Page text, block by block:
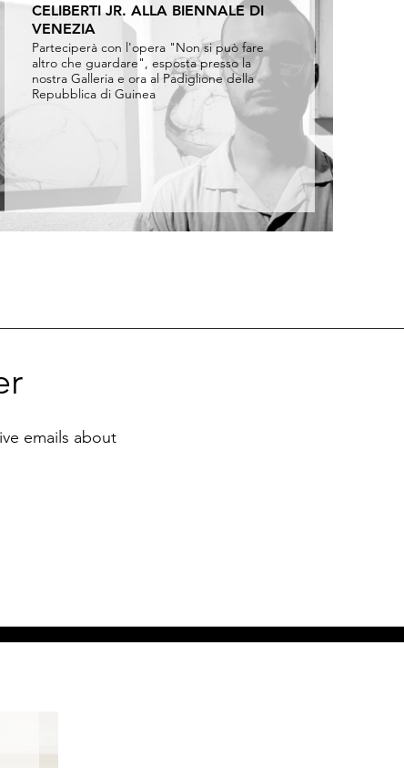
CELIBERTI JR. ALLA BIENNALE DI
VENEZIA
Parteciperà con l'opera "Non si può fare
altro che guardare", esposta presso la
nostra Galleria e ora al Padiglione della
Repubblica di Guinea
emails about